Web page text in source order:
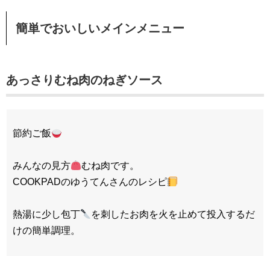
簡単でおいしいメインメニュー
あっさりむね肉のねぎソース
節約ご飯
みんなの見方
むね肉です。
COOKPADのゆうてんさんのレシピ
熱湯に少し包丁
を刺したお肉を火を止めて投入するだ
けの簡単調理。